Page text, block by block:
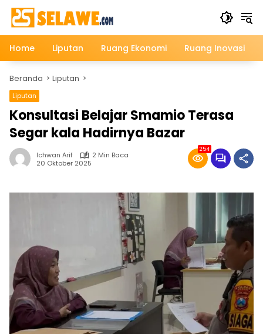
Langsung
konten
Home
Liputan Ruang Ekonomi Ruang Inovasi
Beranda Liputan
Liputan
Konsultasi Belajar Smamio Terasa
Segar kala Hadirnya Bazar
Ichwan Arif
2 Min Baca
20 Oktober 2025
254